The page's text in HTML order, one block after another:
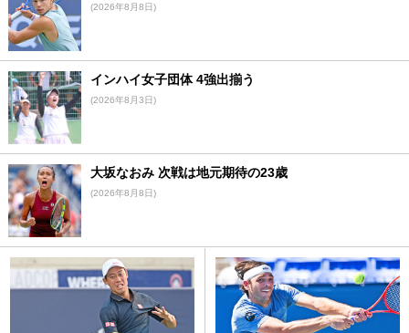
(2026年8月8日)
インハイ女子団体 4強出揃う
(2026年8月3日)
大坂なおみ 次戦は地元期待の23歳
(2026年8月8日)